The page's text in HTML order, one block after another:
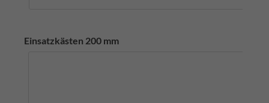
Einsatzkästen 200 mm